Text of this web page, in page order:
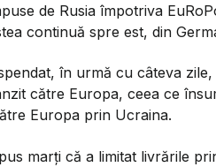
de Rusia împotriva
continuă spre est, din
în urmă cu câteva
către Europa, ceea ce
Europa prin Ucraina.
marți că a limitat livrările